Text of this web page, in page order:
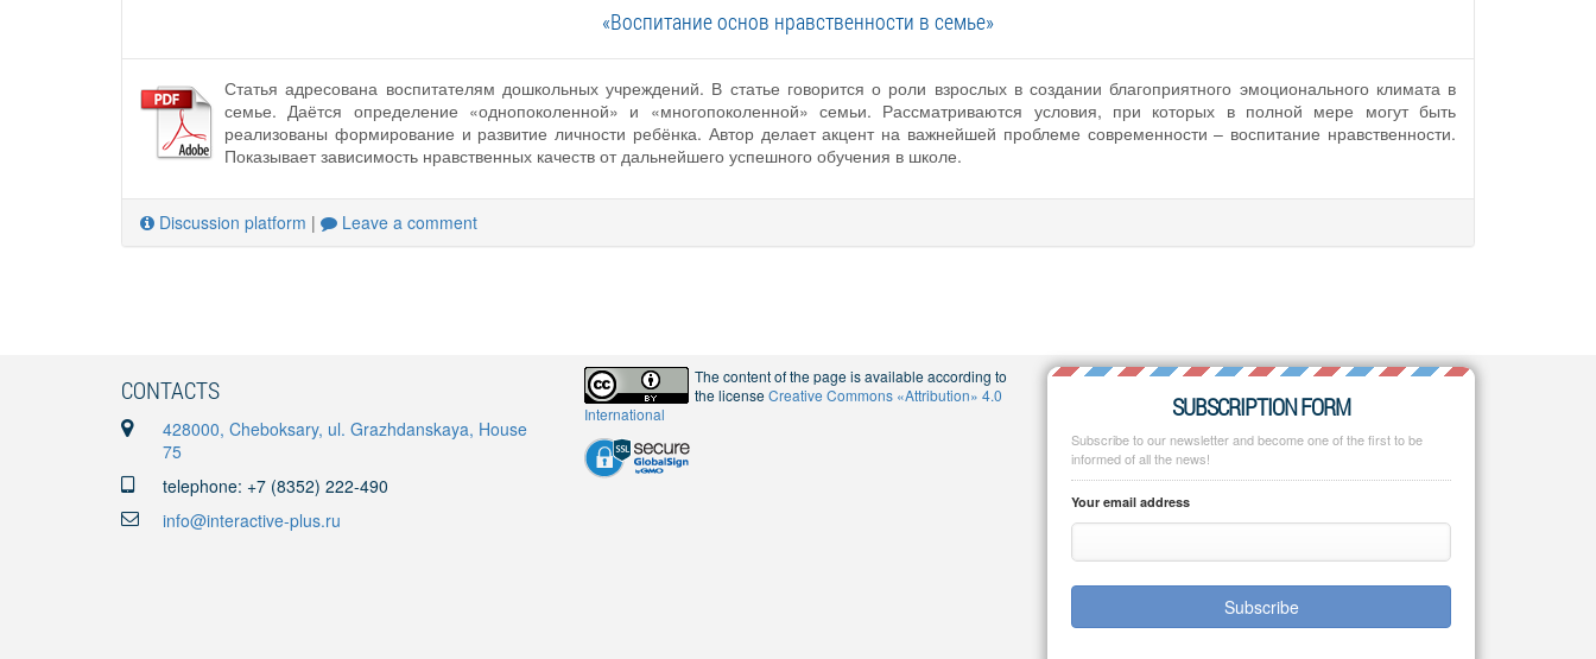
«Воспитание основ нравственности в семье»
Статья адресована воспитателям дошкольных учреждений. В статье говорится о роли взрослых в создании благоприятного эмоционального климата в
семье. Даётся определение «однопоколенной» и «многопоколенной» семьи. Рассматриваются условия, при которых в полной мере могут быть
реализованы формирование и развитие личности ребёнка. Автор делает акцент на важнейшей проблеме современности – воспитание нравственности.
Показывает зависимость нравственных качеств от дальнейшего успешного обучения в школе.
Discussion platform | Leave a comment
CONTACTS
428000, Cheboksary, ul. Grazhdanskaya, House
75
telephone: +7 (8352) 222-490
info@interactive-plus.ru
The content of the page is available according to
the licenseCreative Commons «Attribution» 4.0
International
SUBSCRIPTION FORM
Subscribe to our newsletter and become one of the first to be
informed of all the news!
Your email address
Subscribe